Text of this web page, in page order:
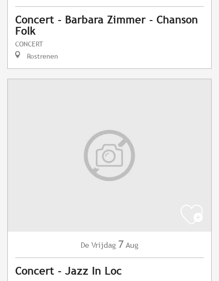
Concert - Barbara Zimmer - Chanson
Folk
CONCERT
Rostrenen
De Vrijdag 7 Aug
Concert - Jazz In Loc